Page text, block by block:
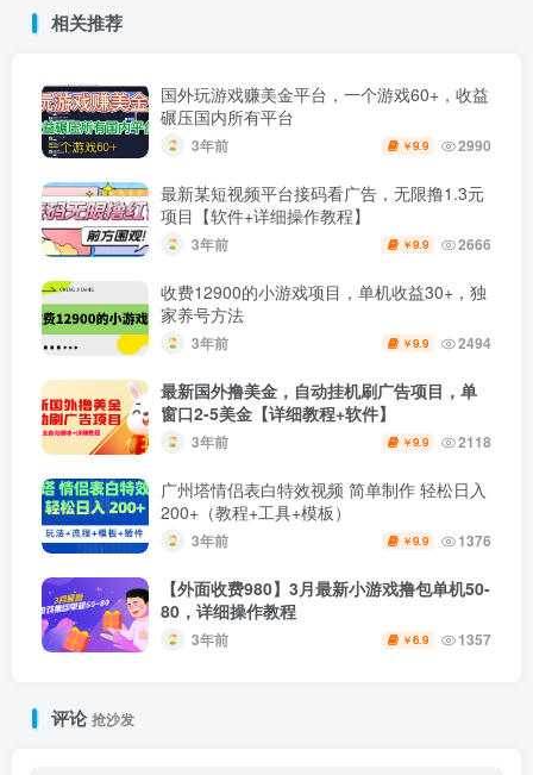
相关推荐
国外玩游戏赚美金平台，一个游戏60+，收益
碾压国内所有平台
3年前 ￥9.9 2990
最新某短视频平台接码看广告，无限撸1.3元
项目【软件+详细操作教程】
3年前 ￥9.9 2666
收费12900的小游戏项目，单机收益30+，独
家养号方法
3年前 ￥9.9 2494
最新国外撸美金，自动挂机刷广告项目，单
窗口2-5美金【详细教程+软件】
3年前 ￥9.9 2118
广州塔情侣表白特效视频 简单制作 轻松日入
200+（教程+工具+模板）
3年前 ￥9.9 1376
【外面收费980】3月最新小游戏撸包单机50-
80，详细操作教程
3年前 ￥6.9 1357
评论抢沙发